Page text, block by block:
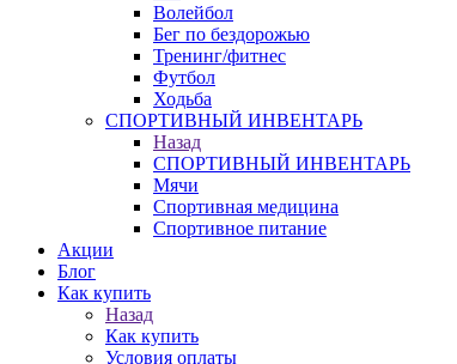
Волейбол
Бег по бездорожью
Тренинг/фитнес
Футбол
Ходьба
СПОРТИВНЫЙ ИНВЕНТАРЬ
Назад
СПОРТИВНЫЙ ИНВЕНТАРЬ
Мячи
Спортивная медицина
Спортивное питание
Акции
Блог
Как купить
Назад
Как купить
Условия оплаты